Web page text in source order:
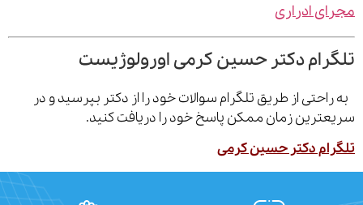
ادراری
دکتر حسین کرمی اورولوژیست
از طریق تلگرام سوالات خود را از دکتر بپرسید و در
زمان ممکن پاسخ خود را دریافت کنید.
دکتر حسین کرمی